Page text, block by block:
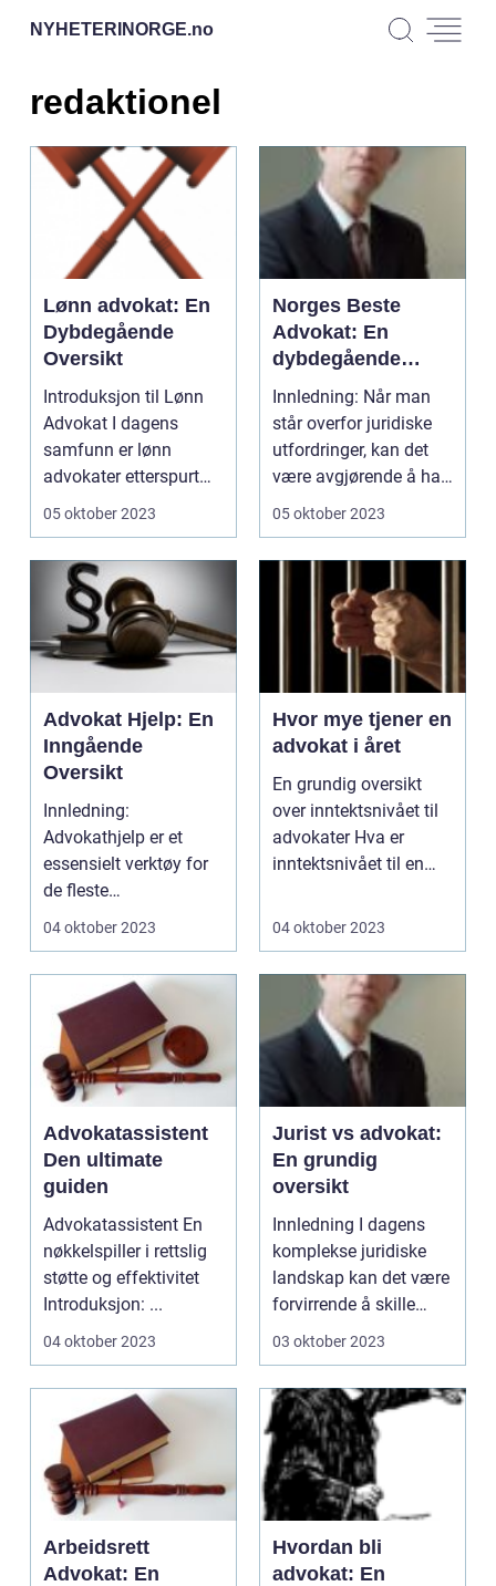
NYHETERINORGE.no
redaktionel
Lønn advokat: En
Dybdegående
Oversikt
Introduksjon til Lønn
Advokat I dagens
samfunn er lønn
advokater etterspurt
for deres ekspertise
05 oktober 2023
Norges Beste
Advokat: En
dybdegående
oversikt
Innledning: Når man
står overfor juridiske
utfordringer, kan det
være avgjørende å ha
en dyktig advo...
05 oktober 2023
Advokat Hjelp: En
Inngående
Oversikt
Innledning:
Advokathjelp er et
essensielt verktøy for
de fleste
privatpersoner. Uansett
04 oktober 2023
Hvor mye tjener en
advokat i året
En grundig oversikt
over inntektsnivået til
advokater Hva er
inntektsnivået til en
04 oktober 2023
Advokatassistent
Den ultimate
guiden
Advokatassistent En
nøkkelspiller i rettslig
støtte og effektivitet
Introduksjon: ...
04 oktober 2023
Jurist vs advokat:
En grundig
oversikt
Innledning I dagens
komplekse juridiske
landskap kan det være
forvirrende å skille
mellom begrepene ...
03 oktober 2023
Arbeidsrett
Advokat: En
Hvordan bli
advokat: En